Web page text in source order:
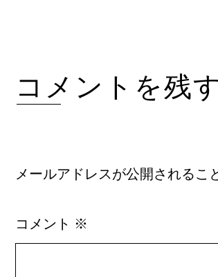
コメントを残
メールアドレスが公開されるこ
コメント ※